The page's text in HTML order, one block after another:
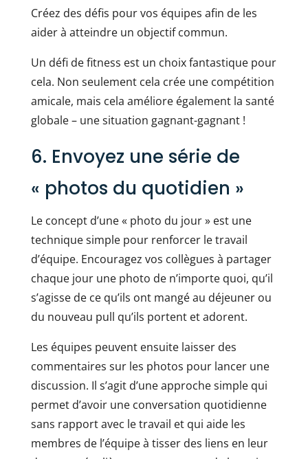
Créez des défis pour vos équipes afin de les
aider à atteindre un objectif commun.
Un défi de fitness est un choix fantastique pour
cela. Non seulement cela crée une compétition
amicale, mais cela améliore également la santé
globale – une situation gagnant-gagnant !
6. Envoyez une série de
« photos du quotidien »
Le concept d’une « photo du jour » est une
technique simple pour renforcer le travail
d’équipe. Encouragez vos collègues à partager
chaque jour une photo de n’importe quoi, qu’il
s’agisse de ce qu’ils ont mangé au déjeuner ou
du nouveau pull qu’ils portent et adorent.
Les équipes peuvent ensuite laisser des
commentaires sur les photos pour lancer une
discussion. Il s’agit d’une approche simple qui
permet d’avoir une conversation quotidienne
sans rapport avec le travail et qui aide les
membres de l’équipe à tisser des liens en leur